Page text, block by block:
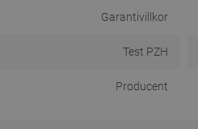
Garantivillkor
Test PZH
Producent